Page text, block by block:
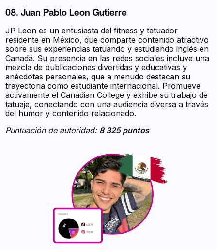
08. Juan Pablo Leon Gutierre
JP Leon es un entusiasta del fitness y tatuador
residente en México, que comparte contenido atractivo
sobre sus experiencias tatuando y estudiando inglés en
Canadá. Su presencia en las redes sociales incluye una
mezcla de publicaciones divertidas y educativas y
anécdotas personales, que a menudo destacan su
trayectoria como estudiante internacional. Promueve
activamente el Canadian College y exhibe su trabajo de
tatuaje, conectando con una audiencia diversa a través
del humor y contenido relacionado.
Puntuación de autoridad: 8 325 puntos